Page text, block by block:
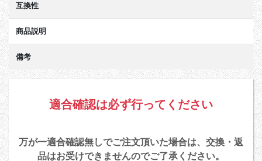
互換性
商品説明
備考
適合確認は必ず行ってください
万が一適合確認無しでご注文頂いた場合は、交換・返
品はお受けできませんのでご了承ください。